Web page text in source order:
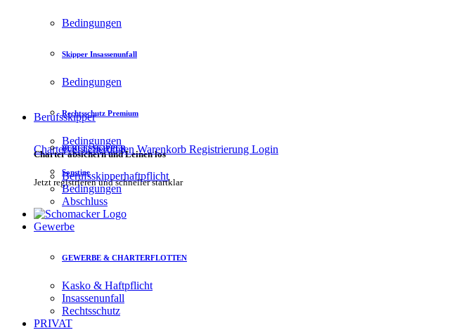
Bedingungen
Skipper Insassenunfall
Bedingungen
Rechtsschutz Premium
Bedingungen
Sonstige
Charter absichern und Leinen los
Jetzt registrieren und schneller startklar
CharterversicherungenWarenkorb Registrierung Login
Berufsskipper
BERUFSSKIPPER
Berufsskipperhaftpflicht
Bedingungen
Abschluss
Gewerbe
GEWERBE & CHARTERFLOTTEN
Kasko & Haftpflicht
Insassenunfall
Rechtsschutz
PRIVAT